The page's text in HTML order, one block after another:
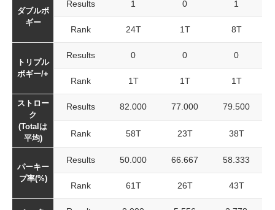
ダブルボ
ギー
Results 1 0 1
Rank 24T 1T 8T
トリプル
ボギー/+
Results 0 0 0
Rank 1T 1T 1T
ストロー
ク
(Totalは
平均)
Results 82.000 77.000 79.500
Rank 58T 23T 38T
パーキー
プ率(%)
Results 50.000 66.667 58.333
Rank 61T 26T 43T